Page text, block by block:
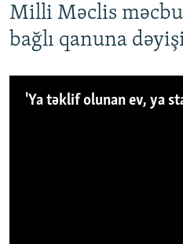
Milli Məclis
bağlı qanuna